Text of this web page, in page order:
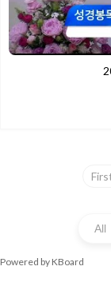
All
Powered by KBoard